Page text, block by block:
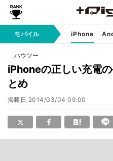
モバイル iPhone
ハウツー
iPhoneの正しい充電
とめ
掲載日 2014/03/04 09:00